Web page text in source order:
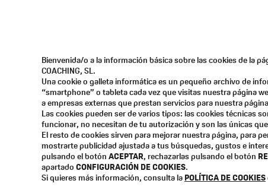
Bienvenida/o a la información básica sobre las cookies de la
COACHING, SL.
Una cookie o galleta informática es un pequeño archivo de
“smartphone” o tableta cada vez que visitas nuestra página
a empresas externas que prestan servicios para nuestra
Las cookies pueden ser de varios tipos: las cookies técnicas
funcionar, no necesitan de tu autorización y son las únicas
El resto de cookies sirven para mejorar nuestra página, para
mostrarte publicidad ajustada a tus búsquedas, gustos e
pulsando el botón ACEPTAR, rechazarlas pulsando el botón
apartado CONFIGURACIÓN DE COOKIES.
Si quieres más información, consulta la POLÍTICA DE COOKIES